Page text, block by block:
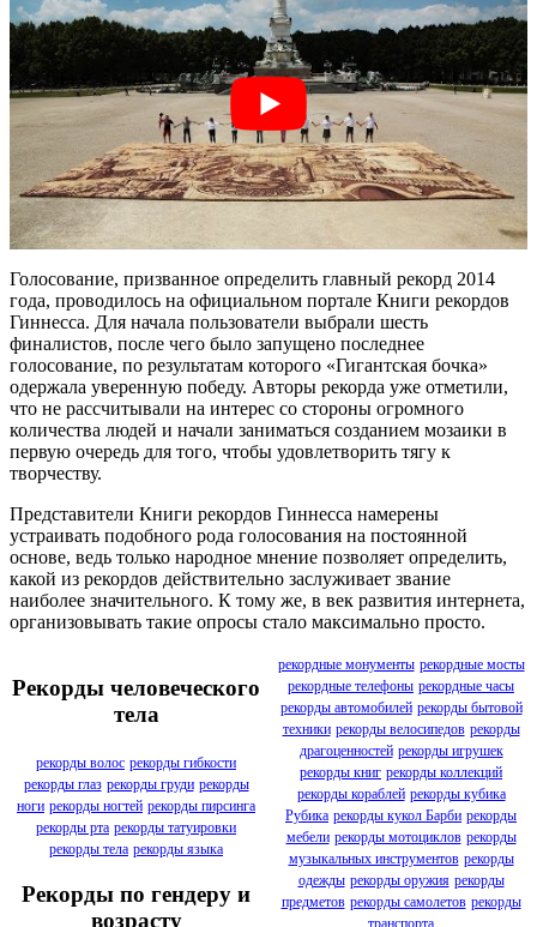
Голосование, призванное определить главный рекорд 2014
года, проводилось на официальном портале Книги рекордов
Гиннесса. Для начала пользователи выбрали шесть
финалистов, после чего было запущено последнее
голосование, по результатам которого «Гигантская бочка»
одержала уверенную победу. Авторы рекорда уже отметили,
что не рассчитывали на интерес со стороны огромного
количества людей и начали заниматься созданием мозаики в
первую очередь для того, чтобы удовлетворить тягу к
творчеству.
Представители Книги рекордов Гиннесса намерены
устраивать подобного рода голосования на постоянной
основе, ведь только народное мнение позволяет определить,
какой из рекордов действительно заслуживает звание
наиболее значительного. К тому же, в век развития интернета,
организовывать такие опросы стало максимально просто.
Рекорды человеческого
тела
рекорды волос рекорды гибкости
рекорды глаз рекорды груди рекорды
ноги рекорды ногтей рекорды пирсинга
рекорды рта рекорды татуировки
рекорды тела рекорды языка
Рекорды по гендеру и
возрасту
рекордные монументы рекордные мосты
рекордные телефоны рекордные часы
рекорды автомобилей рекорды бытовой
техники рекорды велосипедов рекорды
драгоценностей рекорды игрушек
рекорды книг рекорды коллекций
рекорды кораблей рекорды кубика
Рубика рекорды кукол Барби рекорды
мебели рекорды мотоциклов рекорды
музыкальных инструментов рекорды
одежды рекорды оружия рекорды
предметов рекорды самолетов рекорды